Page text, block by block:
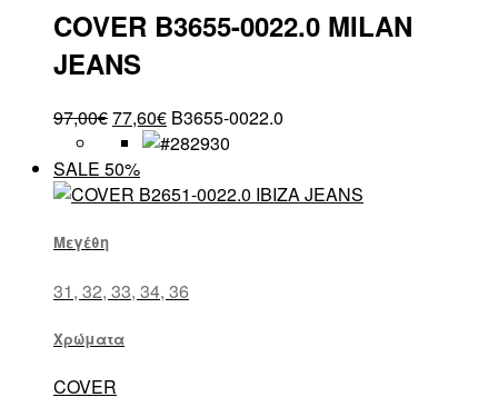
COVER B3655-0022.0 MILAN
JEANS
97,00€77,60€ B3655-0022.0
SALE 50%
Μεγέθη
31, 32, 33, 34, 36
Χρώματα
COVER